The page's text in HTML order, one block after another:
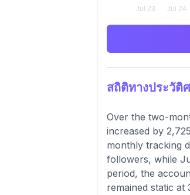
สถิติทางประวัติ
Over the two-
increased by
monthly tracking
followers, while
period, the
remained static